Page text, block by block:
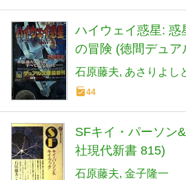
ハイウェイ惑星: 惑
の冒険 (徳間デュア
石原藤夫 あさりよし
44
SFキイ・パーソン
社現代新書 815)
石原藤夫 金子隆一